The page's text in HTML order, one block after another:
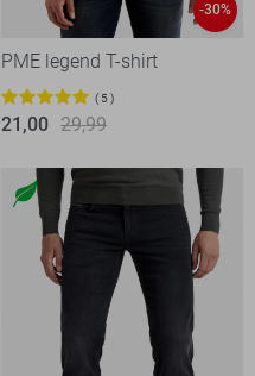
-30%
PME legend T-shirt
5
21,00 29,99